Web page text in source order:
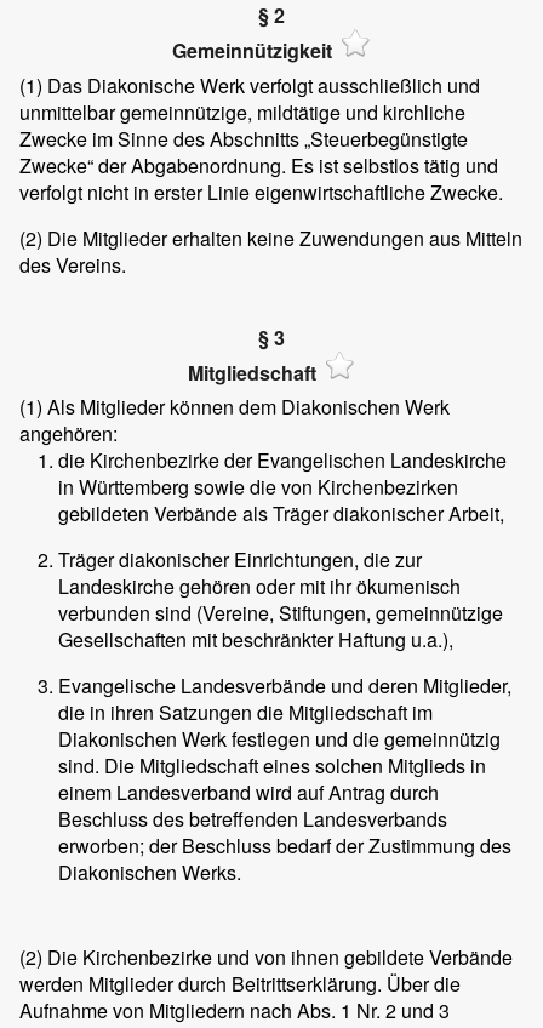
§ 2
Gemeinnützigkeit
(1) Das Diakonische Werk verfolgt ausschließlich und
unmittelbar gemeinnützige, mildtätige und kirchliche
Zwecke im Sinne des Abschnitts „Steuerbegünstigte
Zwecke“ der Abgabenordnung. Es ist selbstlos tätig und
verfolgt nicht in erster Linie eigenwirtschaftliche Zwecke.
(2) Die Mitglieder erhalten keine Zuwendungen aus Mitteln
des Vereins.
§ 3
Mitgliedschaft
(1) Als Mitglieder können dem Diakonischen Werk
angehören:
die Kirchenbezirke der Evangelischen Landeskirche
in Württemberg sowie die von Kirchenbezirken
gebildeten Verbände als Träger diakonischer Arbeit,
Träger diakonischer Einrichtungen, die zur
Landeskirche gehören oder mit ihr ökumenisch
verbunden sind (Vereine, Stiftungen, gemeinnützige
Gesellschaften mit beschränkter Haftung u.a.),
Evangelische Landesverbände und deren Mitglieder,
die in ihren Satzungen die Mitgliedschaft im
Diakonischen Werk festlegen und die gemeinnützig
sind. Die Mitgliedschaft eines solchen Mitglieds in
einem Landesverband wird auf Antrag durch
Beschluss des betreffenden Landesverbands
erworben; der Beschluss bedarf der Zustimmung des
Diakonischen Werks.
(2) Die Kirchenbezirke und von ihnen gebildete Verbände
werden Mitglieder durch Beitrittserklärung. Über die
Aufnahme von Mitgliedern nach Abs. 1 Nr. 2 und 3